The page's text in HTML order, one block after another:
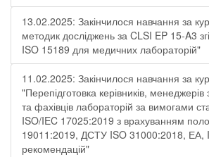
13.02.2025: Закінчилося навчання за
методик досліджень за CLSI EP 15-A3
ISO 15189 для медичних лабораторій"
11.02.2025: Закінчилося навчання за
"Перепідготовка керівників, менеджерів
та фахівців лабораторій за вимогами
ISO/IEC 17025:2019 з врахуванням
19011:2019, ДСТУ ISO 31000:2018, ЕА,
рекомендацій"